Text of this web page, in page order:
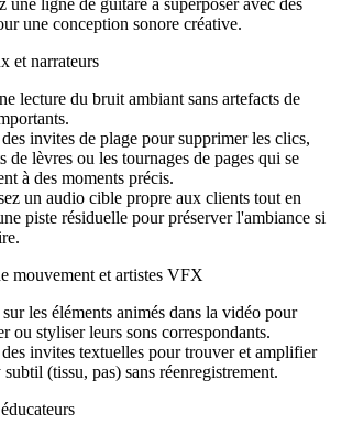
une conception sonore créative.
et narrateurs
lecture du bruit ambiant sans artefacts de
invites de plage pour supprimer les clics,
de lèvres ou les tournages de pages qui se
à des moments précis.
un audio cible propre aux clients tout en
piste résiduelle pour préserver l'ambiance si
mouvement et artistes VFX
les éléments animés dans la vidéo pour
ou styliser leurs sons correspondants.
invites textuelles pour trouver et amplifier
(tissu, pas) sans réenregistrement.